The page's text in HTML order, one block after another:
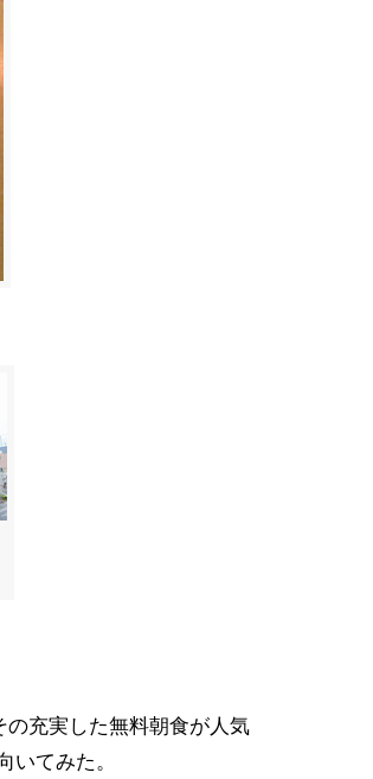
充実した無料朝食が人気
てみた。